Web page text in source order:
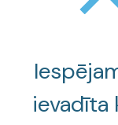
ievadīta